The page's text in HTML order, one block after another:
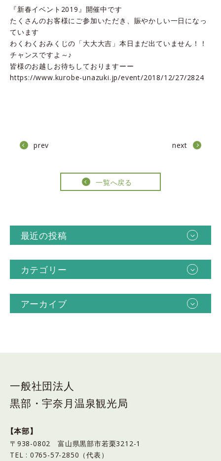
『新春イベント2019』開催中です
たくさんのお客様にご参加いただき、賑やかしい一日になっ
ています
わくわくおみくじの「大大大吉」本日まだ出ていません！！
チャンスですよ～♪
皆様のお越しお待ちしておりますーー
https://www.kurobe-unazuki.jp/event/2018/12/27/2824
prev next
一覧へ戻る
最近の投稿
カテゴリー
アーカイブ
一般社団法人
黒部・宇奈月温泉観光局
【本部】
〒938-0802 富山県黒部市若栗3212-1
TEL : 0765-57-2850（代表）